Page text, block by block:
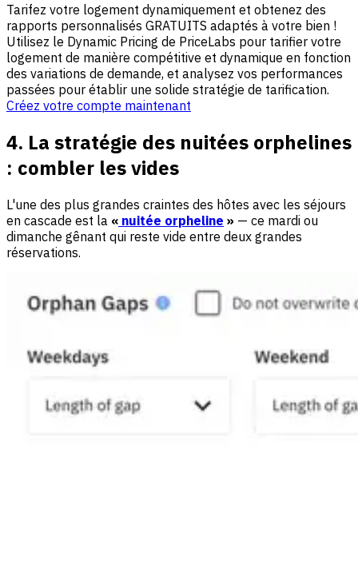
Tarifez votre logement dynamiquement et obtenez des
rapports personnalisés GRATUITS adaptés à votre bien !
Utilisez le Dynamic Pricing de PriceLabs pour tarifier votre
logement de manière compétitive et dynamique en fonction
des variations de demande, et analysez vos performances
passées pour établir une solide stratégie de tarification.
Créez votre compte maintenant
4. La stratégie des nuitées orphelines
: combler les vides
L'une des plus grandes craintes des hôtes avec les séjours
en cascade est la « nuitée orpheline » — ce mardi ou
dimanche gênant qui reste vide entre deux grandes
réservations.